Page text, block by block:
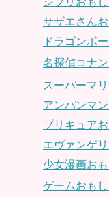
サザエさん
ドラゴンボ
名探偵コナ
スーパーマ
アンパンマ
プリキュア
エヴァンゲ
少女漫画お
ゲームおも